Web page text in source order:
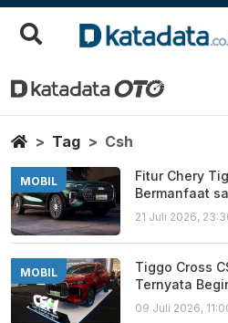
Csh
Berita Terbaru
HomeTag Csh
MOBIL
Fitur Chery
Bermanfaat
21 Juli 2026,
MOBIL
Tiggo Cross
Ternyata
09 Juli 2026,